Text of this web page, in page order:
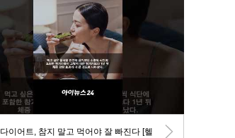
다이어트, 참지 말고 먹어야 잘 빠진다 [헬